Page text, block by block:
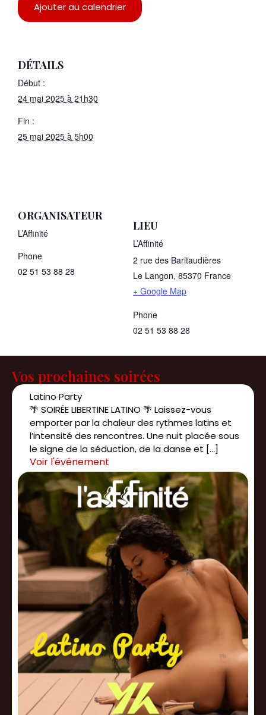
Ajouter au calendrier
DÉTAILS
Début :
24 mai 2025 à 21h30
Fin :
25 mai 2025 à 5h00
ORGANISATEUR
L’Affinité
Phone
02 51 53 88 28
LIEU
L’Affinité
2 rue des Baritaudières
Le Langon, 85370 France
+ Google Map
Phone
02 51 53 88 28
Vos prochaines soirées
Latino Party
🌴 SOIRÉE LIBERTINE LATINO 🌴 Laissez-vous
emporter par la chaleur des rythmes latins et
l’intensité des rencontres. Une nuit placée sous
le signe de la séduction, de la danse et […]